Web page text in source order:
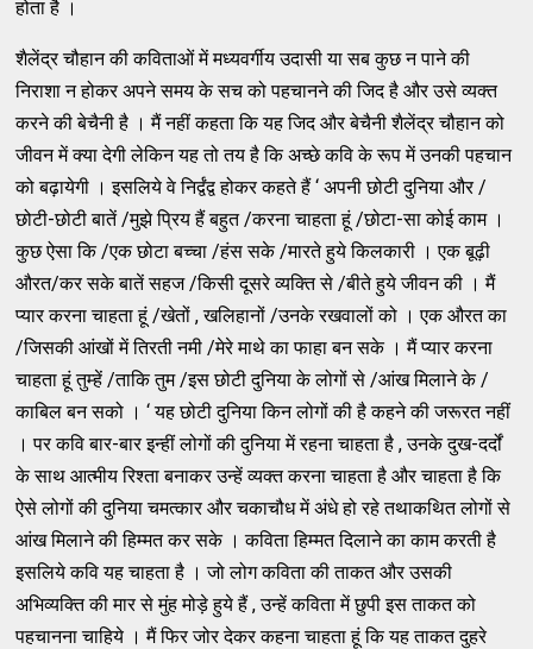
होता है ।
शैलेंद्र चौहान की कविताओं में मध्यवर्गीय उदासी या सब कुछ न पाने की
निराशा न होकर अपने समय के सच को पहचानने की जिद है और उसे व्यक्त
करने की बेचैनी है । मैं नहीं कहता कि यह जिद और बेचैनी शैलेंद्र चौहान को
जीवन में क्या देगी लेकिन यह तो तय है कि अच्छे कवि के रूप में उनकी पहचान
को बढ़ायेगी । इसलिये वे निर्द्वंद्व होकर कहते हैं ‘ अपनी छोटी दुनिया और /
छोटी-छोटी बातें /मुझे प्रिय हैं बहुत /करना चाहता हूं /छोटा-सा कोई काम ।
कुछ ऐसा कि /एक छोटा बच्चा /हंस सके /मारते हुये किलकारी । एक बूढ़ी
औरत/कर सके बातें सहज /किसी दूसरे व्यक्ति से /बीते हुये जीवन की । मैं
प्यार करना चाहता हूं /खेतों , खलिहानों /उनके रखवालों को । एक औरत का
/जिसकी आंखों में तिरती नमी /मेरे माथे का फाहा बन सके । मैं प्यार करना
चाहता हूं तुम्हें /ताकि तुम /इस छोटी दुनिया के लोगों से /आंख मिलाने के /
काबिल बन सको । ‘ यह छोटी दुनिया किन लोगों की है कहने की जरूरत नहीं
। पर कवि बार-बार इन्हीं लोगों की दुनिया में रहना चाहता है , उनके दुख-दर्दों
के साथ आत्मीय रिश्ता बनाकर उन्हें व्यक्त करना चाहता है और चाहता है कि
ऐसे लोगों की दुनिया चमत्कार और चकाचौध में अंधे हो रहे तथाकथित लोगों से
आंख मिलाने की हिम्मत कर सके । कविता हिम्मत दिलाने का काम करती है
इसलिये कवि यह चाहता है । जो लोग कविता की ताकत और उसकी
अभिव्यक्ति की मार से मुंह मोड़े हुये हैं , उन्हें कविता में छुपी इस ताकत को
पहचानना चाहिये । मैं फिर जोर देकर कहना चाहता हूं कि यह ताकत दुहरे